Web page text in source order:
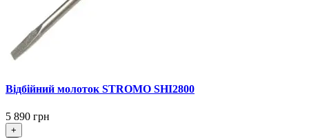
Відбійний молоток STROMO SHI2800
5 890 грн
+